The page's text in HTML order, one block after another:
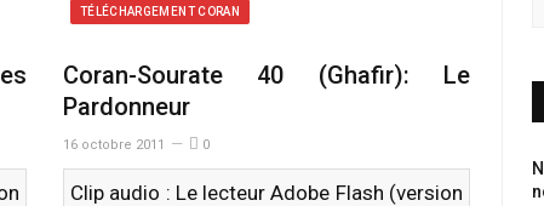
TÉLÉCHARGEMENT CORAN
Coran-Sourate 40 (Ghafir): Le
Pardonneur
16 octobre 2011 0
Clip audio : Le lecteur Adobe Flash (version